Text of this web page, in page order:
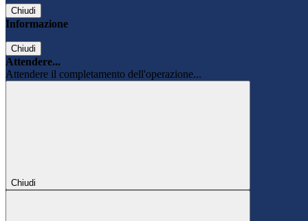
Chiudi
Informazione
Chiudi
Attendere...
Attendere il completamento dell'operazione...
Chiudi